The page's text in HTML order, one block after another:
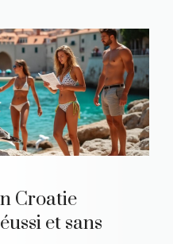
Croatie
et sans